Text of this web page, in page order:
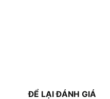
ĐỂ LẠI ĐÁNH GIÁ